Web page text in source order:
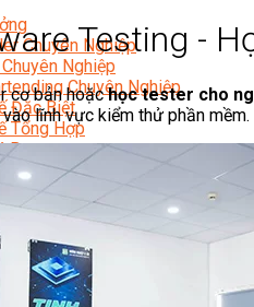
Chuyên Nghiệp
Nghiệp
Chuyên Nghiệp
Đặc Biệt
Tổng Hợp
Bar
Cafe – Chuỗi Cafe
Mô Hình Đồ Uống
Đồ Uống Thịnh Hành
Nhượng Quyền
Pha Chế
Testing -
cơ bản hoặchọc tester cho
lĩnh vực kiểm thử phần mềm.